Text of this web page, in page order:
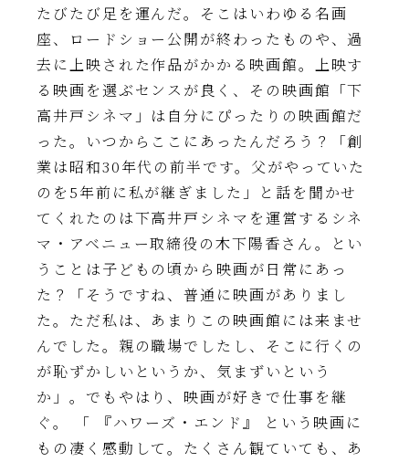
たびたび足を運んだ。そこはいわゆる名画
座、ロードショー公開が終わったものや、過
去に上映された作品がかかる映画館。上映す
る映画を選ぶセンスが良く、その映画館「下
高井戸シネマ」は自分にぴったりの映画館だ
った。いつからここにあったんだろう？「創
業は昭和30年代の前半です。父がやっていた
のを5年前に私が継ぎました」と話を聞かせ
てくれたのは下高井戸シネマを運営するシネ
マ・アベニュー取締役の木下陽香さん。とい
うことは子どもの頃から映画が日常にあっ
た？「そうですね、普通に映画がありまし
た。ただ私は、あまりこの映画館には来ませ
んでした。親の職場でしたし、そこに行くの
が恥ずかしいというか、気まずいという
か」。でもやはり、映画が好きで仕事を継
ぐ。 「 『ハワーズ・エンド』 という映画に
もの凄く感動して。たくさん観ていても、あ